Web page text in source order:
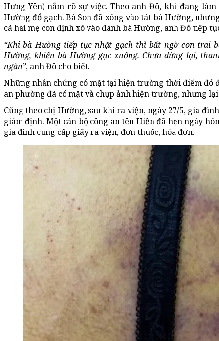
Hưng Yên) nắm rõ sự việc. Theo anh Đô, khi đang
Hường đổ gạch. Bà Son đã xông vào tát bà Hường,
cả hai mẹ con định xô vào đánh bà Hường, anh Đô tiếp
“Khi bà Hường tiếp tục nhặt gạch thì bất ngờ con trai
Hường, khiến bà Hường gục xuống. Chưa dừng lại,
ngăn”, anh Đô cho biết.
Những nhân chứng có mặt tại hiện trường thời điểm đó
an phường đã có mặt và chụp ảnh hiện trường, nhưng
Cũng theo chị Hường, sau khi ra viện, ngày 27/5, gia
giám định. Một cán bộ công an tên Hiền đã hẹn ngày
gia đình cung cấp giấy ra viện, đơn thuốc, hóa đơn.